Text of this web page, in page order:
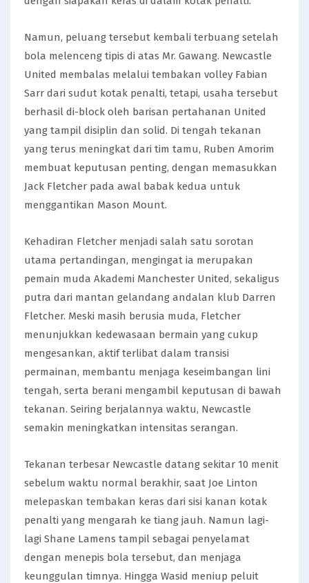
Namun, peluang tersebut kembali terbuang setelah
bola melenceng tipis di atas Mr. Gawang. Newcastle
United membalas melalui tembakan volley Fabian
Sarr dari sudut kotak penalti, tetapi, usaha tersebut
berhasil di-block oleh barisan pertahanan United
yang tampil disiplin dan solid. Di tengah tekanan
yang terus meningkat dari tim tamu, Ruben Amorim
membuat keputusan penting, dengan memasukkan
Jack Fletcher pada awal babak kedua untuk
menggantikan Mason Mount.
Kehadiran Fletcher menjadi salah satu sorotan
utama pertandingan, mengingat ia merupakan
pemain muda Akademi Manchester United, sekaligus
putra dari mantan gelandang andalan klub Darren
Fletcher. Meski masih berusia muda, Fletcher
menunjukkan kedewasaan bermain yang cukup
mengesankan, aktif terlibat dalam transisi
permainan, membantu menjaga keseimbangan lini
tengah, serta berani mengambil keputusan di bawah
tekanan. Seiring berjalannya waktu, Newcastle
semakin meningkatkan intensitas serangan.
Tekanan terbesar Newcastle datang sekitar 10 menit
sebelum waktu normal berakhir, saat Joe Linton
melepaskan tembakan keras dari sisi kanan kotak
penalti yang mengarah ke tiang jauh. Namun lagi-
lagi Shane Lamens tampil sebagai penyelamat
dengan menepis bola tersebut, dan menjaga
keunggulan timnya. Hingga Wasid meniup peluit